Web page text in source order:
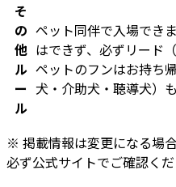
そ
の
他
ル
ー
ル
ペット同伴で入場でき
はできず、必ずリード
ペットのフンはお持ち
犬・介助犬・聴導犬）
※ 掲載情報は変更になる場
必ず公式サイトでご確認くだ